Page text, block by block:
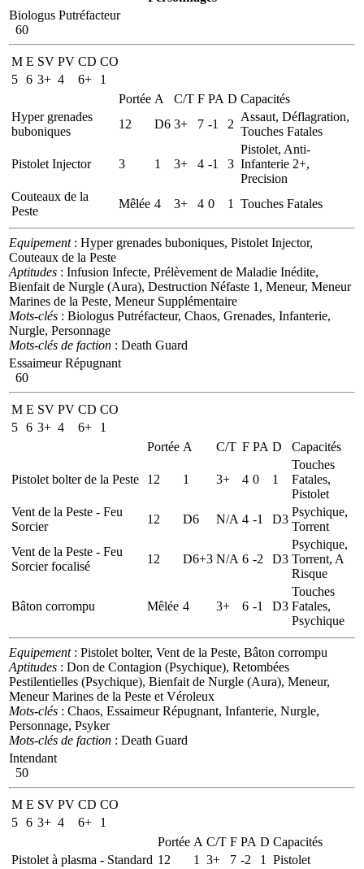
Biologus Putréfacteur
60
M E SV PV CD CO
5 6 3+ 4 6+
1
Portée A C/T F PA D Capacités
Hyper grenades
buboniques
12 D6 3+ 7 -1 2
Assaut, Déflagration,
Touches Fatales
Pistolet Injector 3 1 3+ 4 -1 3
Pistolet, Anti-
Infanterie 2+,
Precision
Couteaux de la
Peste
Mêlée 4 3+ 4 0 1 Touches Fatales
Equipement: Hyper grenades buboniques, Pistolet Injector,
Couteaux de la Peste
Aptitudes : Infusion Infecte, Prélèvement de Maladie Inédite,
Bienfait de Nurgle (Aura), Destruction Néfaste 1, Meneur, Meneur
Marines de la Peste, Meneur Supplémentaire
Mots-clés : Biologus Putréfacteur, Chaos, Grenades, Infanterie,
Nurgle, Personnage
Mots-clés de faction : Death Guard
Essaimeur Répugnant
60
M E SV PV CD CO
5 6 3+ 4 6+
1
Portée A C/T F PA D Capacités
Pistolet bolter de la Peste 12 1 3+ 4 0 1
Touches
Fatales,
Pistolet
Vent de la Peste - Feu
Sorcier
12 D6 N/A 4 -1 D3
Psychique,
Torrent
Vent de la Peste - Feu
Sorcier focalisé
12 D6+3 N/A 6 -2 D3
Psychique,
Torrent, A
Risque
Bâton corrompu Mêlée 4 3+ 6 -1 D3
Touches
Fatales,
Psychique
Equipement: Pistolet bolter, Vent de la Peste, Bâton corrompu
Aptitudes : Don de Contagion (Psychique), Retombées
Pestilentielles (Psychique), Bienfait de Nurgle (Aura), Meneur,
Meneur Marines de la Peste et Véroleux
Mots-clés : Chaos, Essaimeur Répugnant, Infanterie, Nurgle,
Personnage, Psyker
Mots-clés de faction : Death Guard
Intendant
50
M E SV PV CD CO
5 6 3+ 4 6+
1
Portée A C/T F PA D Capacités
Pistolet à plasma - Standard 12 1 3+ 7 -2 1
Pistolet